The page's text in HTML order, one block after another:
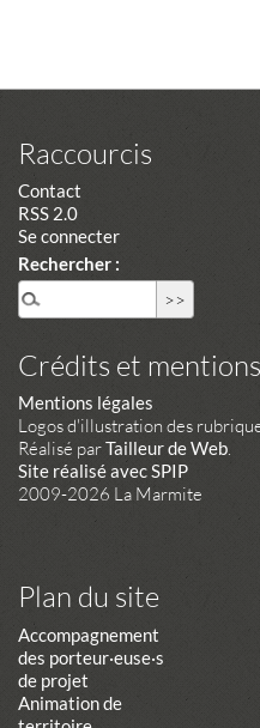
Raccourcis
Contact
RSS 2.0
Se connecter
Rechercher :
Crédits et
Mentions légales
Logos d'illustration des
Réalisé parTailleur de Web.
Site réalisé avec SPIP
2009-2026 La Marmite
Plan du site
Accompagnement
des porteur·euse·s
de projet
Animation de